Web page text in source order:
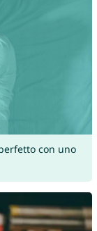
con uno